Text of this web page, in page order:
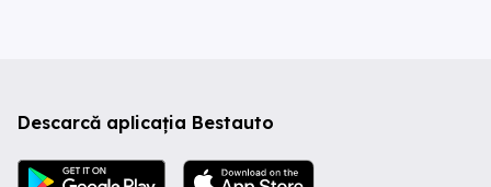
Descarcă aplicația Bestauto